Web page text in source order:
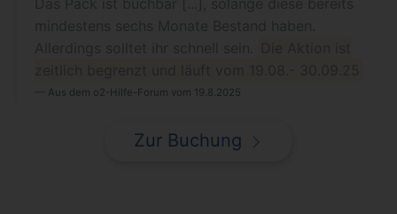
Aus dem o2-Hilfe-Forum vom 19.8.2025
Zur Buchung